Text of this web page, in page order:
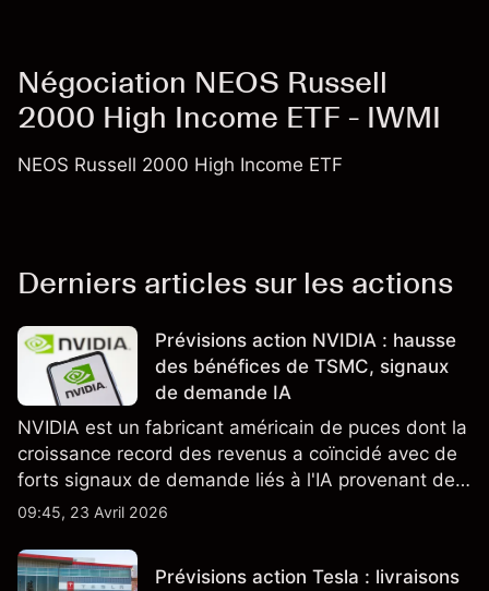
Négociation NEOS Russell
2000 High Income ETF - IWMI
NEOS Russell 2000 High Income ETF
Derniers articles sur les actions
Prévisions action NVIDIA : hausse
des bénéfices de TSMC, signaux
de demande IA
NVIDIA est un fabricant américain de puces dont la
croissance record des revenus a coïncidé avec de
forts signaux de demande liés à l'IA provenant de
partenaires clés de la chaîne d'approvisionnement,
passées ne préjugent pas des résultats futurs.
09:45, 23 Avril 2026
Prévisions action Tesla : livraisons